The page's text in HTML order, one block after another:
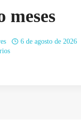
meses
6 de agosto de 2026